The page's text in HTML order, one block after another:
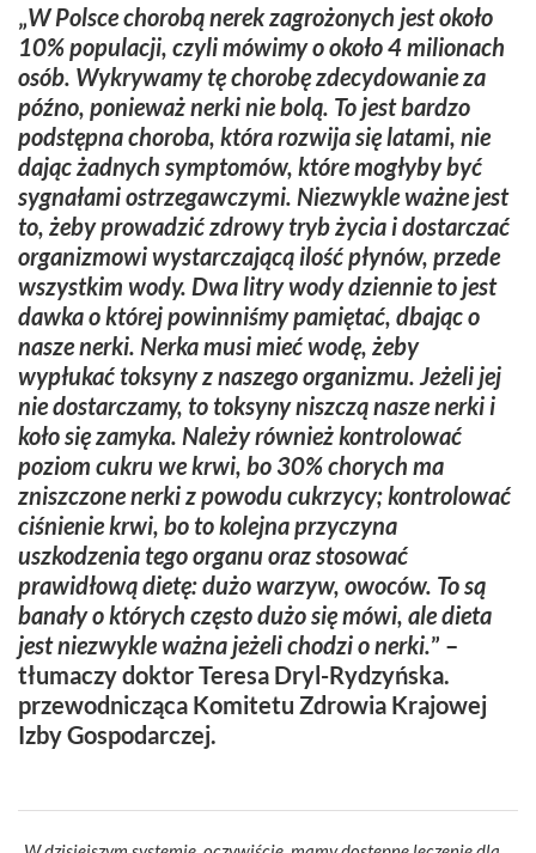
„W Polsce chorobą nerek zagrożonych jest około
10% populacji, czyli mówimy o około 4 milionach
osób. Wykrywamy tę chorobę zdecydowanie za
późno, ponieważ nerki nie bolą. To jest bardzo
podstępna choroba, która rozwija się latami, nie
dając żadnych symptomów, które mogłyby być
sygnałami ostrzegawczymi. Niezwykle ważne jest
to, żeby prowadzić zdrowy tryb życia i dostarczać
organizmowi wystarczającą ilość płynów, przede
wszystkim wody. Dwa litry wody dziennie to jest
dawka o której powinniśmy pamiętać, dbając o
nasze nerki. Nerka musi mieć wodę, żeby
wypłukać toksyny z naszego organizmu. Jeżeli jej
nie dostarczamy, to toksyny niszczą nasze nerki i
koło się zamyka. Należy również kontrolować
poziom cukru we krwi, bo 30% chorych ma
zniszczone nerki z powodu cukrzycy; kontrolować
ciśnienie krwi, bo to kolejna przyczyna
uszkodzenia tego organu oraz stosować
prawidłową dietę: dużo warzyw, owoców. To są
banały o których często dużo się mówi, ale dieta
jest niezwykle ważna jeżeli chodzi o nerki.” –
tłumaczy doktor Teresa Dryl-Rydzyńska.
przewodnicząca Komitetu Zdrowia Krajowej
Izby Gospodarczej.